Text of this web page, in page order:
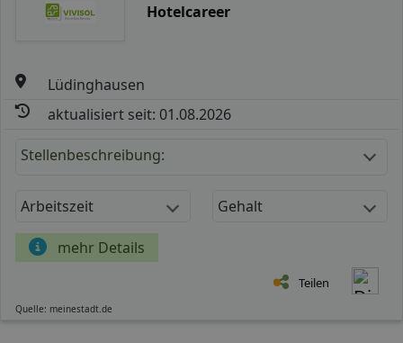
Hotelcareer
Lüdinghausen
aktualisiert seit: 01.08.2026
Stellenbeschreibung:
Arbeitszeit Gehalt
mehr Details
Teilen
Quelle: meinestadt.de